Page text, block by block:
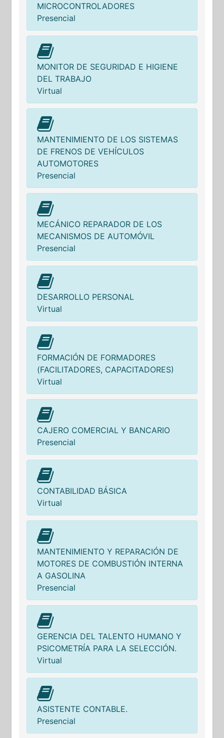
MICROCONTROLADORES
Presencial
MONITOR DE SEGURIDAD E HIGIENE
DEL TRABAJO
Virtual
MANTENIMIENTO DE LOS SISTEMAS
DE FRENOS DE VEHÍCULOS
AUTOMOTORES
Presencial
MECÁNICO REPARADOR DE LOS
MECANISMOS DE AUTOMÓVIL
Presencial
DESARROLLO PERSONAL
Virtual
FORMACIÓN DE FORMADORES
(FACILITADORES, CAPACITADORES)
Virtual
CAJERO COMERCIAL Y BANCARIO
Presencial
CONTABILIDAD BÁSICA
Virtual
MANTENIMIENTO Y REPARACIÓN DE
MOTORES DE COMBUSTIÓN INTERNA
A GASOLINA
Presencial
GERENCIA DEL TALENTO HUMANO Y
PSICOMETRÍA PARA LA SELECCIÓN.
Virtual
ASISTENTE CONTABLE.
Presencial